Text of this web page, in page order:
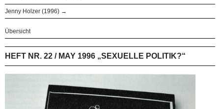
Jenny Holzer (1996) →
Übersicht
HEFT NR. 22 / MAY 1996 „SEXUELLE POLITIK?“